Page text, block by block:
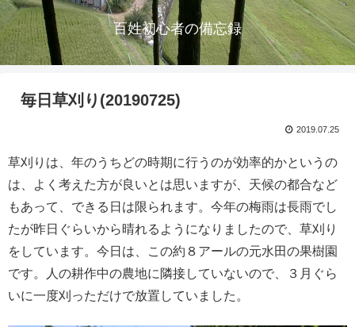
百姓初心者の備忘録
毎日草刈り(20190725)
2019.07.25
草刈りは、年のうちどの時期に行うのが効率的かというの
は、よく考えた方が良いとは思いますが、天候の都合など
もあって、できる日は限られます。今年の梅雨は長雨でし
たが昨日ぐらいから晴れるようになりましたので、草刈り
をしています。今日は、この約８アールの元水田の果樹園
です。人の耕作中の農地に隣接していないので、３月ぐら
いに一度刈っただけで放置していました。